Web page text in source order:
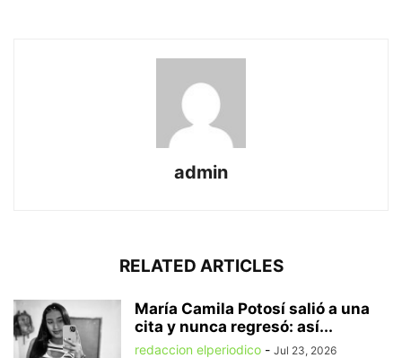
admin
RELATED ARTICLES
María Camila Potosí salió a una
cita y nunca regresó: así...
redaccion elperiodico - Jul 23, 2026